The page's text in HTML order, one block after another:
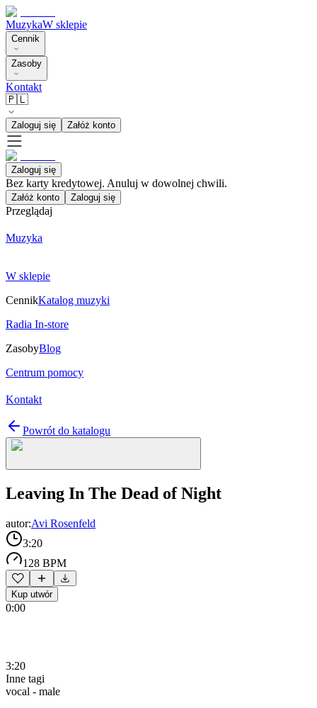
MuzykaW sklepie
Cennik
Zasoby
Kontakt
🇵🇱
Zaloguj się Załóż konto
Zaloguj się
Bez karty kredytowej. Anuluj w dowolnej chwili.
Załóż konto Zaloguj się
Przeglądaj
Muzyka
W sklepie
CennikKatalog muzyki
Radia In-store
ZasobyBlog
Centrum pomocy
Kontakt
Powrót do katalogu
Leaving In The Dead of Night
autor:Avi Rosenfeld
3:20
128 BPM
Kup utwór
0:00
3:20
Inne tagi
vocal - male